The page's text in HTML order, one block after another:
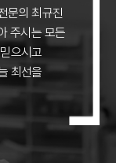
문의 최규진
주시는 모든
으시고
최선을